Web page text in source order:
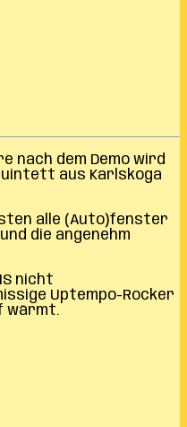
nach dem Demo wird
aus Karlskoga
alle (Auto)fenster
die angenehm
nicht
Uptempo-Rocker
wärmt.